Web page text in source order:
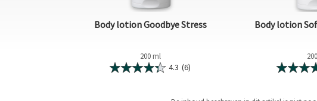
Body lotion Goodbye Stress
200 ml
4.3 (6)
Body lotion